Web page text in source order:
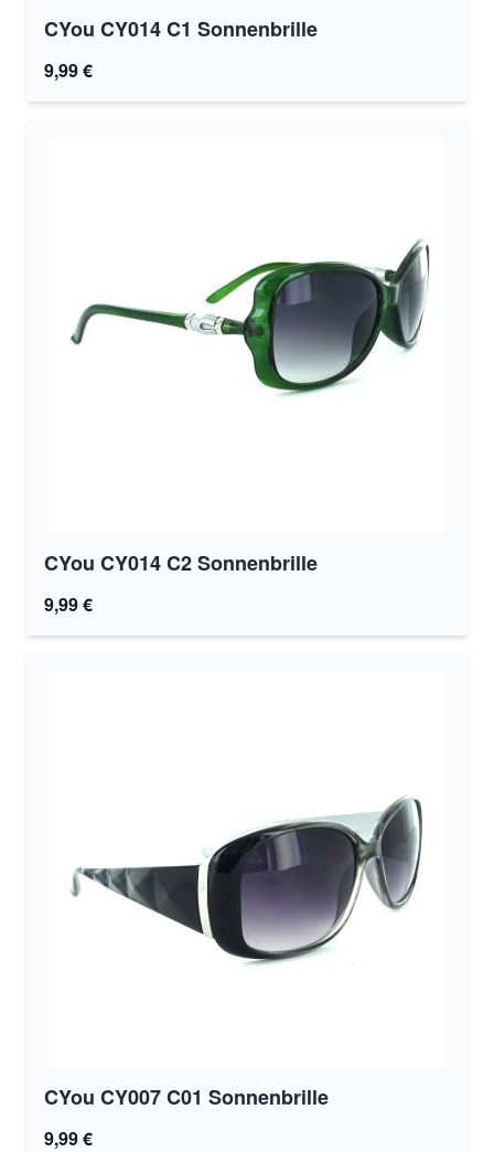
CYou CY014 C1 Sonnenbrille
9,99 €
CYou CY014 C2 Sonnenbrille
9,99 €
CYou CY007 C01 Sonnenbrille
9,99 €